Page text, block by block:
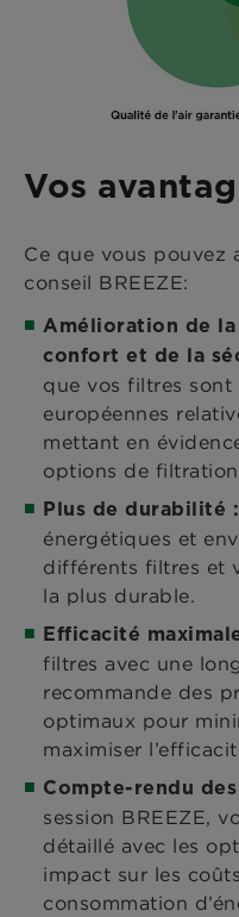
Vos
Ce que vous pouvez
conseil BREEZE:
Amélioration de
confort et de la
que vos filtres sont
européennes
mettant en
options de filtration
Plus de durabilité
énergétiques et
différents filtres et
la plus durable.
Efficacité
filtres avec une
recommande des
optimaux pour
maximiser
Compte-rendu
session BREEZE,
détaillé avec les
impact sur les
consommation